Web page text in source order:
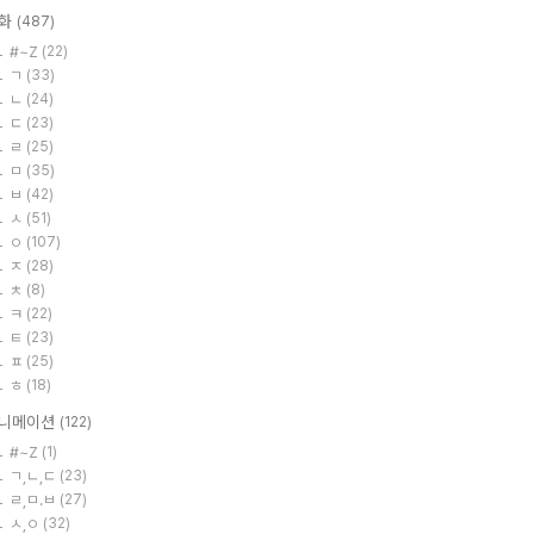
(487)
#~Z (22)
ㄱ (33)
ㄴ (24)
ㄷ (23)
ㄹ (25)
ㅁ (35)
ㅂ (42)
ㅅ (51)
ㅇ (107)
ㅈ (28)
ㅊ (8)
ㅋ (22)
ㅌ (23)
ㅍ (25)
ㅎ (18)
메이션 (122)
#~Z (1)
ㄱ,ㄴ,ㄷ (23)
ㄹ,ㅁ.ㅂ (27)
ㅅ,ㅇ (32)